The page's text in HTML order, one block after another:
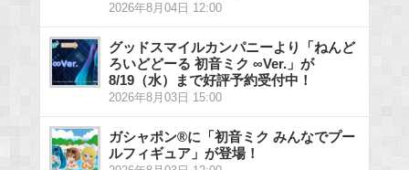
2026年8月04日 12:00
グッドスマイルカンパニーより「ねんど
ろいどどーる 初音ミク ∞Ver.」が
8/19（水）まで好評予約受付中！
2026年8月03日 15:00
ガシャポン®に「初音ミク みんなでプー
ルフィギュア」が登場！